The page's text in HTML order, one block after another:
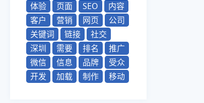
体验
页面 SEO
内容
客户
营销 网页
公司
关键词
链接
社交
深圳
需要 排名
推广
微信
信息 品牌
受众
开发
加载 制作 移动